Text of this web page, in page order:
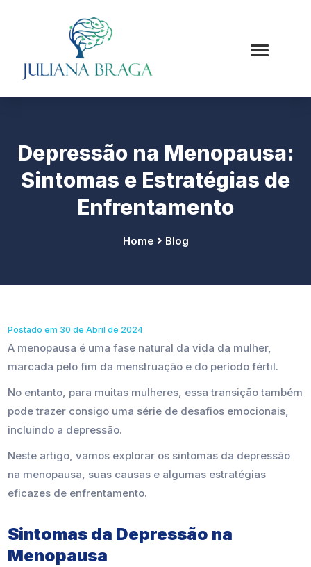
Depressão na Menopausa:
Sintomas e Estratégias de
Enfrentamento
Home Blog
Postado em 30 de Abril de 2024
A menopausa é uma fase natural da vida da mulher,
marcada pelo fim da menstruação e do período fértil.
No entanto, para muitas mulheres, essa transição também
pode trazer consigo uma série de desafios emocionais,
incluindo a depressão.
Neste artigo, vamos explorar os sintomas da depressão
na menopausa, suas causas e algumas estratégias
eficazes de enfrentamento.
Sintomas da Depressão na
Menopausa